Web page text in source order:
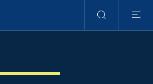
Suche
Menu